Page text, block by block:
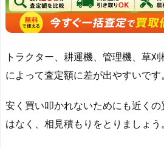
トラクター、耕運機、管理機、草
によって査定額に差が出やすいです。
安く買い叩かれないためにも近く
はなく、相見積もりをとりましょう。